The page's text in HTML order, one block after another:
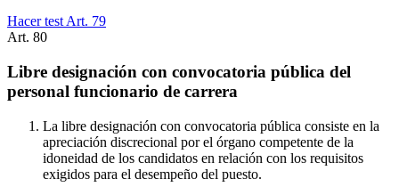
Hacer test Art. 79
Art. 80
Libre designación con convocatoria pública del
personal funcionario de carrera
La libre designación con convocatoria pública consiste en la
apreciación discrecional por el órgano competente de la
idoneidad de los candidatos en relación con los requisitos
exigidos para el desempeño del puesto.